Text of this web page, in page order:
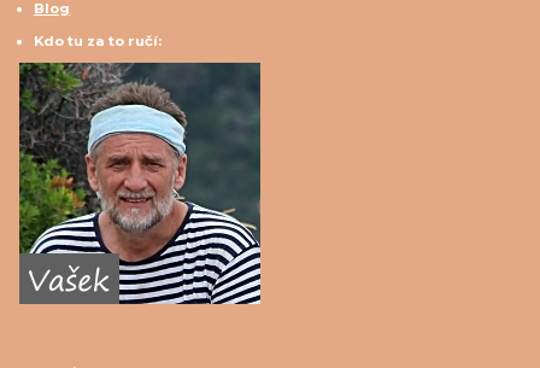
Blog
Kdo tu za to ručí: